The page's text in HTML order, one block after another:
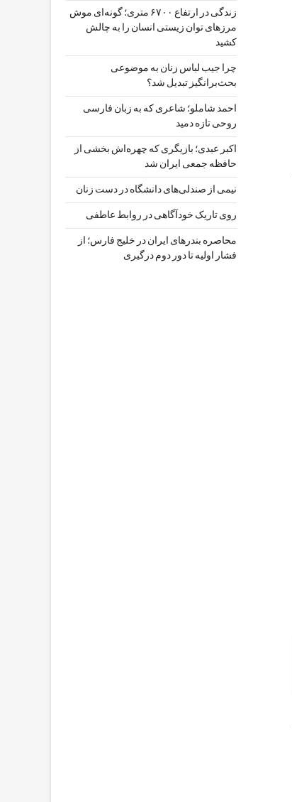
زندگی در ارتفاع ۶۷۰۰ متری؛ گونه‌ای موش
مرزهای توان زیستی انسان را به چالش
کشید
چرا جیب‌ لباس زنان به موضوعی
بحث‌برانگیز تبدیل شد؟
احمد شاملو؛ شاعری که به زبان فارسی
روحی تازه دمید
اکبر عبدی؛ بازیگری که چهره‌اش بخشی از
حافظه جمعی ایران شد
نیمی از صندلی‌های دانشگاه در دست زنان
روی تاریک خودآگاهی در روابط عاطفی
محاصره بندرهای ایران در خلیج فارس؛ از
فشار اولیه تا دور دوم درگیری